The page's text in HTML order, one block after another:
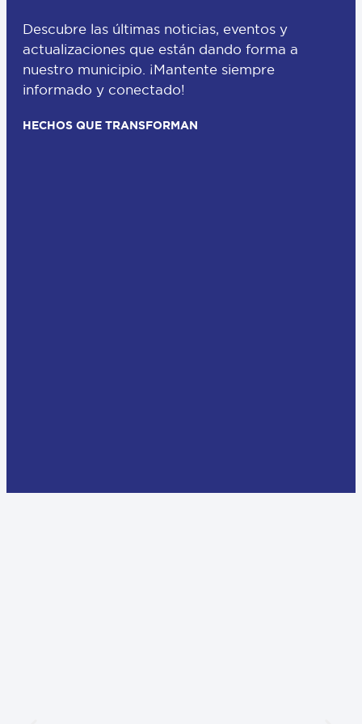
Descubre las últimas noticias, eventos y
actualizaciones que están dando forma a
nuestro municipio. ¡Mantente siempre
informado y conectado!
HECHOS QUE TRANSFORMAN